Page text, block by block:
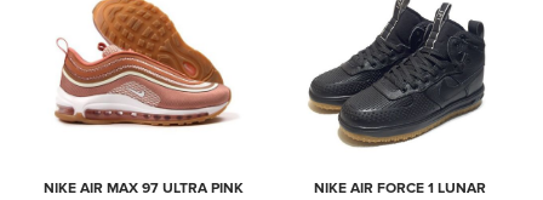
NIKE AIR MAX 97 ULTRA PINK
NIKE AIR FORCE 1 LUNAR